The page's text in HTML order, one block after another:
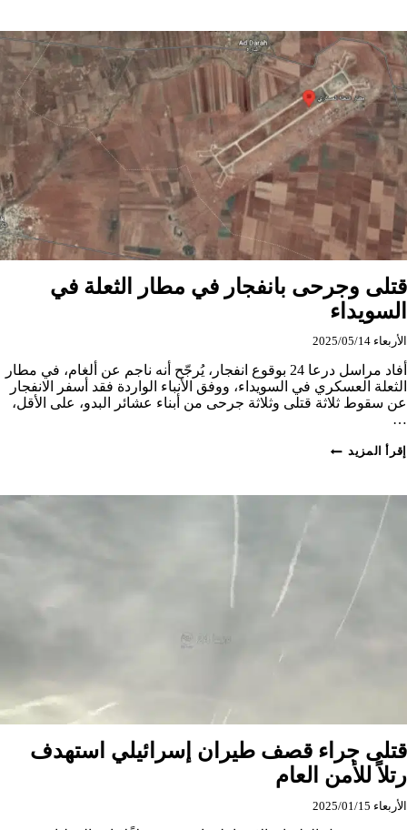
ريف
السويداء
قتلى وجرحى بانفجار في مطار الثعلة في
السويداء
الأربعاء 2025/05/14
أفاد مراسل درعا 24 بوقوع انفجار، يُرجّح أنه ناجم عن ألغام، في مطار
الثعلة العسكري في السويداء، ووفق الأنباء الواردة فقد أسفر الانفجار
عن سقوط ثلاثة قتلى وثلاثة جرحى من أبناء عشائر البدو، على الأقل،
…
إقرأ المزيد قتلى
مطار
قتلى جراء قصف طيران إسرائيلي استهدف
رتلاً للأمن العام
الأربعاء 2025/01/15